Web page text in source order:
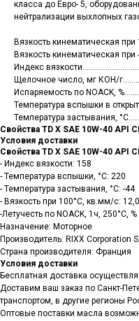
класса до Евро- 5,
нейтрализации выхлопных
Вязкость кинематическая
Вязкость кинематическая
Индекс
Щелочное число, мг КОН/
Испаряемость по NOACK,
Температура вспышки в
Температура застывания,
Свойства TD X SAE 10W-40 API
Условия доставки
Свойства TD X SAE 10W-40 API
- Индекс вязкости: 158
- Температура вспышки, °C: 220
- Температура застывания, °C: -44
- Вязкость при 100°C, кв.мм/с: 12,0
-Летучесть по NOACK, 1ч, 250°С,
Назначение: Моторное
Производитель: RIXX Corporation
Страна производителя: Франция
Условия доставки
Бесплатная доставка
Доставим ваш заказ по Санкт-
транспортом, в другие регионы
Оптовые поставки масла
+7
Пн-
Заказать звонок